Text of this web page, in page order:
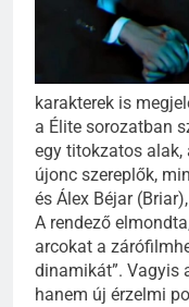
karakterek is
a Élite sorozatban
egy titokzatos alak,
újonc szereplők,
és Álex Béjar
A rendező
arcokat a
dinamikát”. Vagyis
hanem új érzelmi